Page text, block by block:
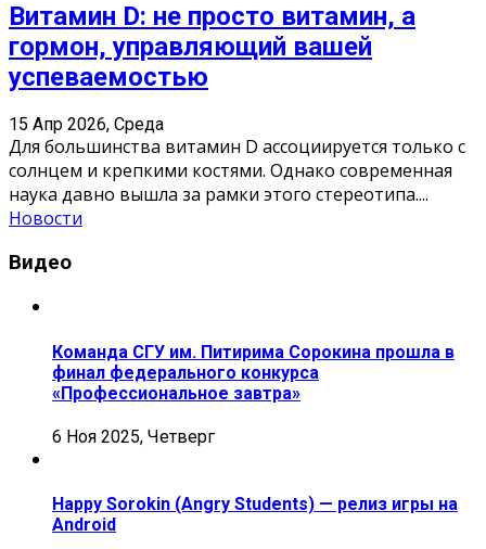
Витамин D: не просто витамин, а
гормон, управляющий вашей
успеваемостью
15 Апр 2026, Среда
Для большинства витамин D ассоциируется только с
солнцем и крепкими костями. Однако современная
наука давно вышла за рамки этого стереотипа....
Новости
Видео
Команда СГУ им. Питирима Сорокина прошла в
финал федерального конкурса
«Профессиональное завтра»
6 Ноя 2025, Четверг
Happy Sorokin (Angry Students) — релиз игры на
Android